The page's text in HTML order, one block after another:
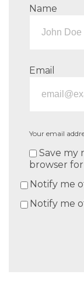
Name
Email
Your email
Save my
browser
Notify me
Notify me